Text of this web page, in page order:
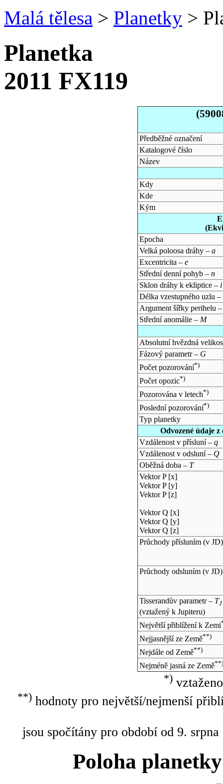
Malá tělesa > Planetky >
Planetka
2011 FX119
Předběžné označení
Katalogové číslo
Název
Kdy
Kde
Kým
Epocha
Velká poloosa dráhy – a
Excentricita – e
Střední denní pohyb – n
Sklon dráhy k ekliptice – i
Délka vzestupného uzlu –
Argument šířky perihelu
Střední anomálie – M
Absolutní hvězdná
Fázový parametr – G
Počet pozorování*)
Počet opozic*)
Pozorována v letech*)
Poslední pozorování*)
Typ planetky
Odvozené údaje
Vzdálenost v přísluní – q
Vzdálenost v odsluní – Q
Oběžná doba – T
Vektor P [x]
Vektor P [y]
Vektor P [z]
Vektor Q [x]
Vektor Q [y]
Vektor Q [z]
Průchody přísluním (v JD)
Průchody odsluním (v JD)
Tisserandův parametr – TJ
(vztažený k Jupiteru)
Největší přiblížení k Zemi
Nejjasnější ze Země**)
Nejdále od Země**)
Nejméně jasná ze Země**)
*)
**)hodnoty pro největší/nejmenší
jsou spočítány pro období od 9.
Poloha